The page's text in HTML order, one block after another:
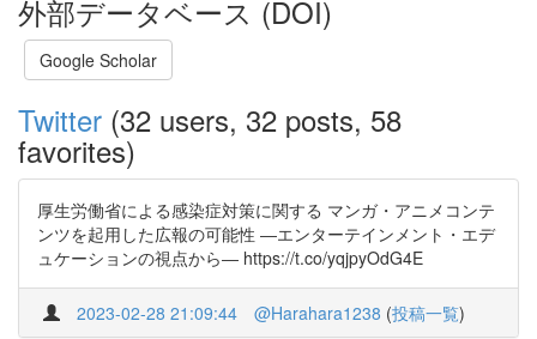
外部データベース (DOI)
Google Scholar
Twitter (32 users, 32 posts, 58
favorites)
厚生労働省による感染症対策に関する マンガ・アニメコンテ
ンツを起用した広報の可能性 ―エンターテインメント・エデ
ュケーションの視点から― https://t.co/yqjpyOdG4E
2023-02-28 21:09:44 @Harahara1238 (投稿一覧)